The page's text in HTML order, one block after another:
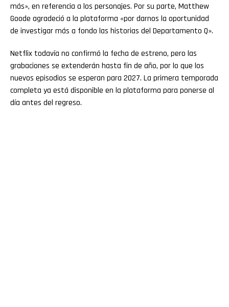
más», en referencia a los personajes. Por su parte, Matthew
Goode agradeció a la plataforma «por darnos la oportunidad
de investigar más a fondo las historias del Departamento Q».
Netflix todavía no confirmó la fecha de estreno, pero las
grabaciones se extenderán hasta fin de año, por lo que los
nuevos episodios se esperan para 2027. La primera temporada
completa ya está disponible en la plataforma para ponerse al
día antes del regreso.